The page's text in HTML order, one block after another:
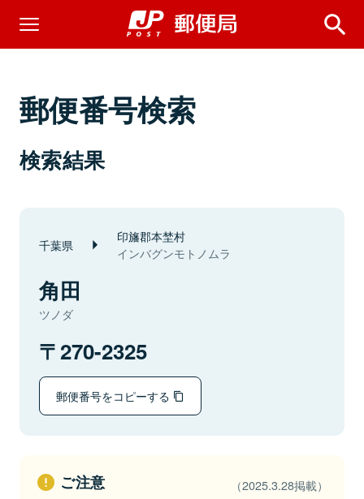
郵便番号検索
検索結果
千葉県 印旛郡本埜村
インバグンモトノムラ
角田
ツノダ
270-2325
郵便番号をコピーする
ご注意 （2025.3.28掲載）